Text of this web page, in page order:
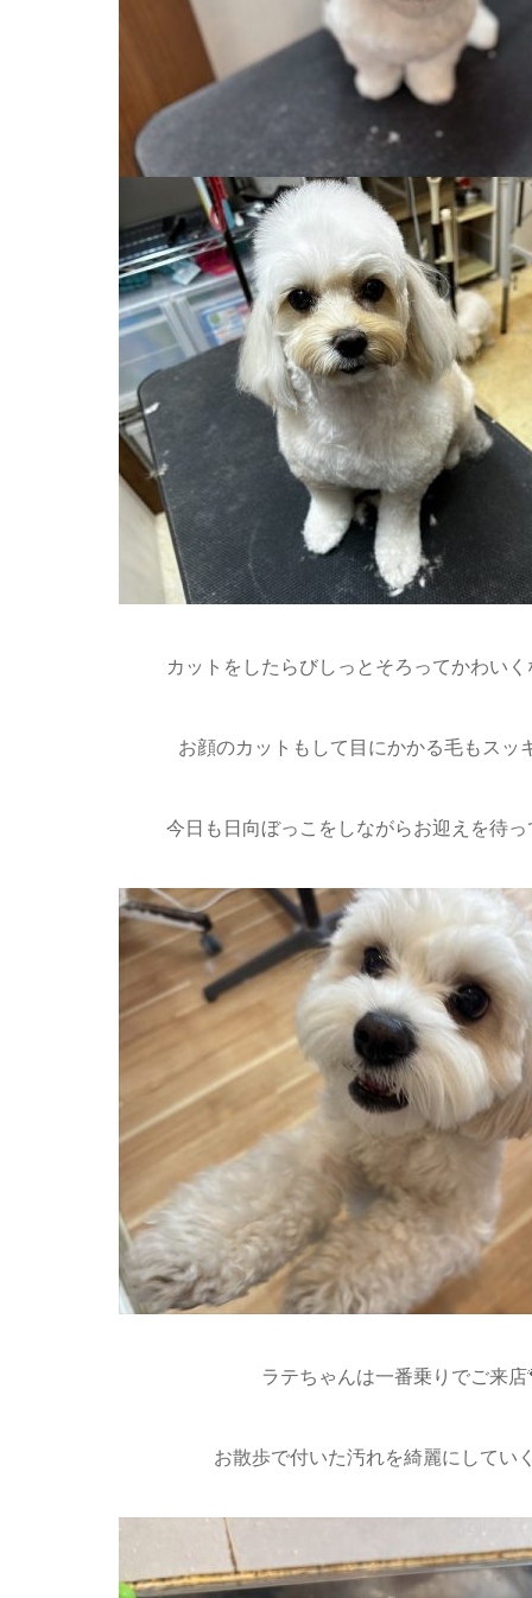
カットをしたらびしっとそろってかわい
お顔のカットもして目にかかる毛もスッ
今日も日向ぼっこをしながらお迎えを待
ラテちゃんは一番乗りでご来
お散歩で付いた汚れを綺麗にしてい